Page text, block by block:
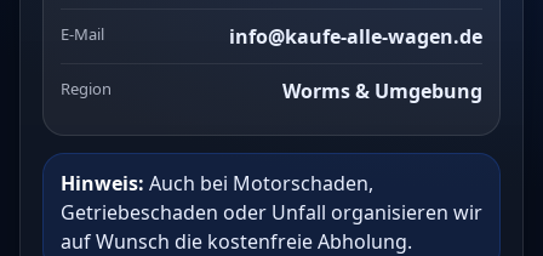
E-Mail info@kaufe-alle-wagen.de
Region Worms & Umgebung
Hinweis: Auch bei Motorschaden,
Getriebeschaden oder Unfall organisieren wir
auf Wunsch die kostenfreie Abholung.